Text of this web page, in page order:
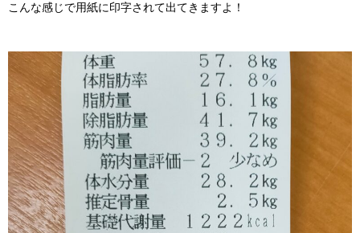
こんな感じで用紙に印字されて出てきますよ！